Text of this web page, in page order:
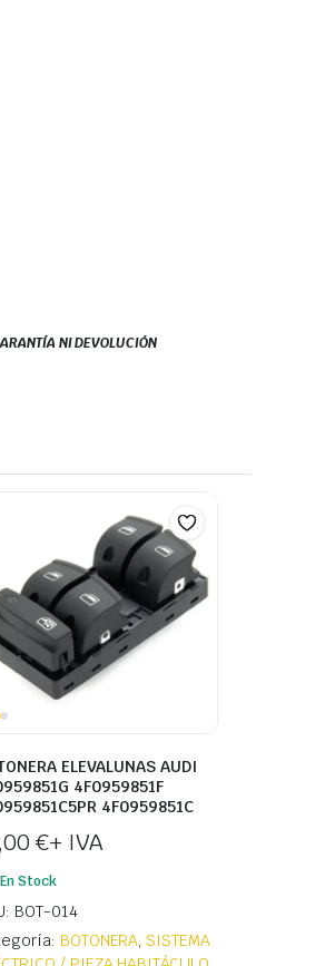
NI DEVOLUCIÓN
ELEVALUNAS AUDI
4F0959851F
4F0959851C
€+ IVA
En Stock
BOT-014
BOTONERA,SISTEMA